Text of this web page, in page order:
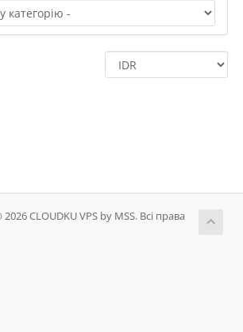
CLOUDKU VPS by MSS. Всі права